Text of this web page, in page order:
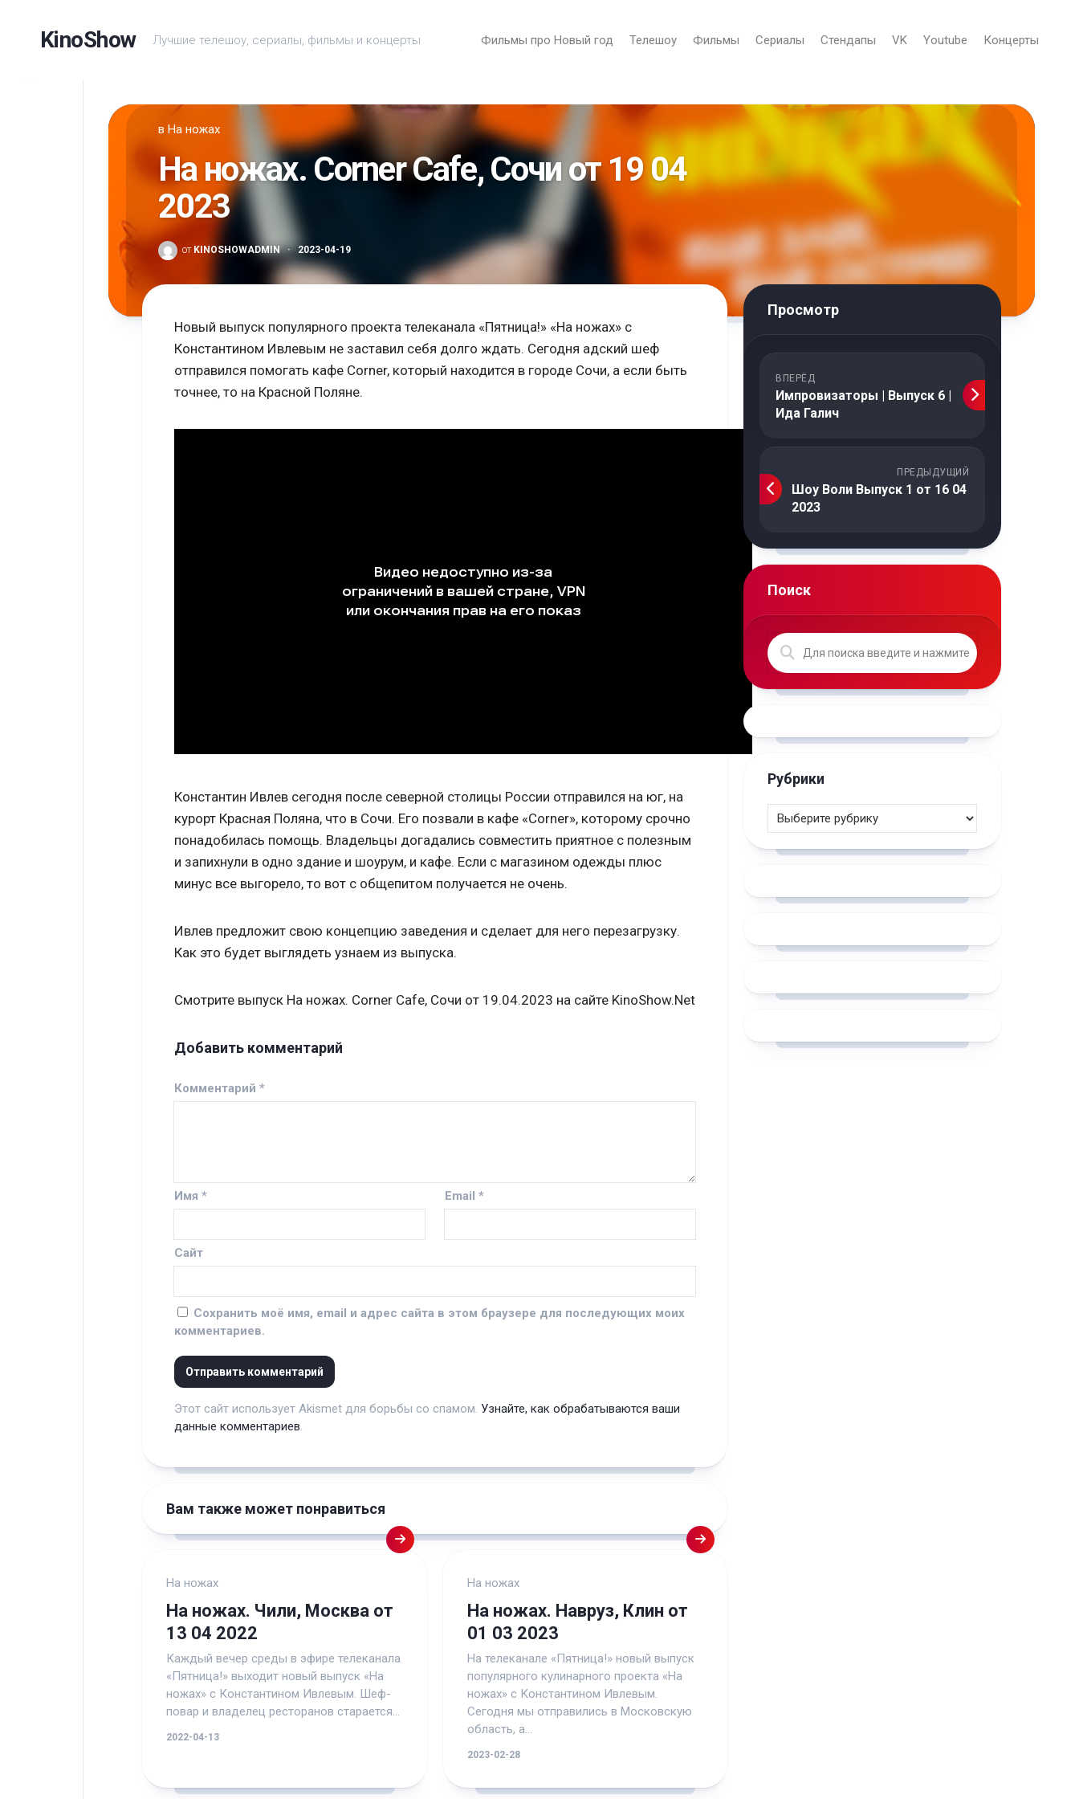
содержаниюKinoShow Лучшие телешоу, сериалы, фильмы и концерты Фильмы про Новый год Телешоу Фильмы Сериалы Стендапы VK Youtube Концерты
в На ножах
На ножах. Corner Cafe, Сочи от 19 04
2023
отKINOSHOWADMIN · 2023-04-19
Новый выпуск популярного проекта телеканала «Пятница!» «На ножах» с
Константином Ивлевым не заставил себя долго ждать. Сегодня адский шеф
отправился помогать кафе Corner, который находится в городе Сочи, а если быть
точнее, то на Красной Поляне.
Константин Ивлев сегодня после северной столицы России отправился на юг, на
курорт Красная Поляна, что в Сочи. Его позвали в кафе «Corner», которому срочно
понадобилась помощь. Владельцы догадались совместить приятное с полезным
и запихнули в одно здание и шоурум, и кафе. Если с магазином одежды плюс
минус все выгорело, то вот с общепитом получается не очень.
Ивлев предложит свою концепцию заведения и сделает для него перезагрузку.
Как это будет выглядеть узнаем из выпуска.
Смотрите выпуск На ножах. Corner Cafe, Сочи от 19.04.2023 на сайте KinoShow.Net
Добавить комментарий
Комментарий *
Имя * Email*
Сайт
Сохранить моё имя, email и адрес сайта в этом браузере для последующих моих
комментариев.
Этот сайт использует Akismet для борьбы со спамом. Узнайте, как обрабатываются ваши
данные комментариев.
Вам также может понравиться
На ножах
На ножах. Чили, Москва от
13 04 2022
Каждый вечер среды в эфире телеканала
«Пятница!» выходит новый выпуск «На
ножах» с Константином Ивлевым. Шеф-
повар и владелец ресторанов старается...
2022-04-13
На ножах
На ножах. Навруз, Клин от
01 03 2023
На телеканале «Пятница!» новый выпуск
популярного кулинарного проекта «На
ножах» с Константином Ивлевым.
Сегодня мы отправились в Московскую
область, а...
2023-02-28
Просмотр
ВПЕРЁД
Импровизаторы | Выпуск 6 |
Ида Галич
ПРЕДЫДУЩИЙ
Шоу Воли Выпуск 1 от 16 04
2023
Поиск
Рубрики